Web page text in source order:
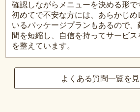
確認しながらメニューを決める形で
初めてで不安な方には、あらかじめ
いるパッケージプランもあるので
間を短縮し、自信を持ってサービ
を整えています。
よくある質問一覧を